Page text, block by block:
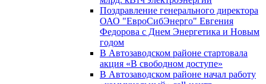
Поздравление генерального директора
ОАО "ЕвроСибЭнерго" Евгения
Федорова с Днем Энергетика и Новым
годом
В Автозаводском районе стартовала
акция «В свободном доступе»
В Автозаводском районе начал работу